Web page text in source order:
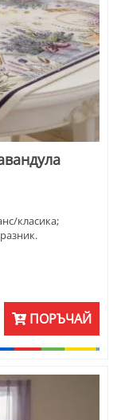
класика;
ПОРЪЧАЙ